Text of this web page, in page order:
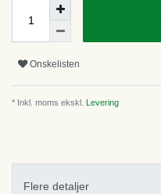
Onskelisten
* Inkl. moms ekskl. Levering
Flere detaljer